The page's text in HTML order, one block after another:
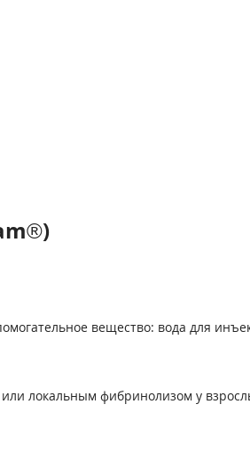
вещество: вода для
локальным фибринолизом у